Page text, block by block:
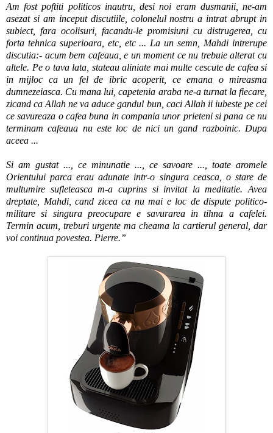
Am fost poftiti politicos inautru, desi noi eram dusmanii, ne-am
asezat si am inceput discutiile, colonelul nostru a intrat abrupt in
subiect, fara ocolisuri, facandu-le promisiuni cu distrugerea, cu
forta tehnica superioara, etc, etc ... La un semn, Mahdi intrerupe
discutia:- acum bem cafeaua, e un moment ce nu trebuie alterat cu
altele. Pe o tava lata, stateau aliniate mai multe cescute de cafea si
in mijloc ca un fel de ibric acoperit, ce emana o mireasma
dumnezeiasca. Cu mana lui, capetenia araba ne-a turnat la fiecare,
zicand ca Allah ne va aduce gandul bun, caci Allah ii iubeste pe cei
ce savureaza o cafea buna in compania unor prieteni si pana ce nu
terminam cafeaua nu este loc de nici un gand razboinic. Dupa
aceea ...
Si am gustat ..., ce minunatie ..., ce savoare ..., toate aromele
Orientului parca erau adunate intr-o singura ceasca, o stare de
multumire sufleteasca m-a cuprins si invitat la meditatie. Avea
dreptate, Mahdi, cand zicea ca nu mai e loc de dispute politico-
militare si singura preocupare e savurarea in tihna a cafelei.
Termin acum, treburi urgente ma cheama la cartierul general, dar
voi continua povestea. Pierre.”